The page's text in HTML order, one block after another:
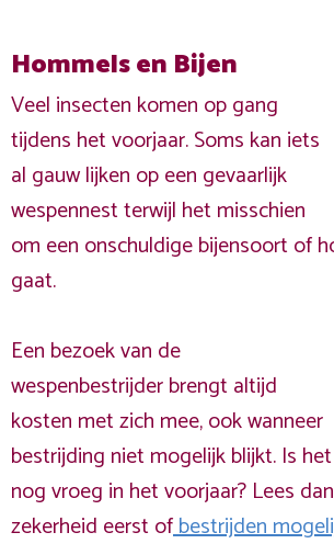
Hommels en Bijen
Veel insecten komen op gang
tijdens het voorjaar. Soms kan iets
al gauw lijken op een gevaarlijk
wespennest terwijl het misschien
om een onschuldige bijensoort of
gaat.
Een bezoek van de
wespenbestrijder brengt altijd
kosten met zich mee, ook wanneer
bestrijding niet mogelijk blijkt. Is het
nog vroeg in het voorjaar? Lees
zekerheid eerst ofbestrijden